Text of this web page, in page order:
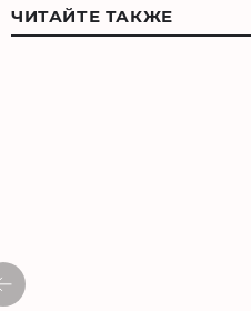
ЧИТАЙТЕ ТАКЖЕ